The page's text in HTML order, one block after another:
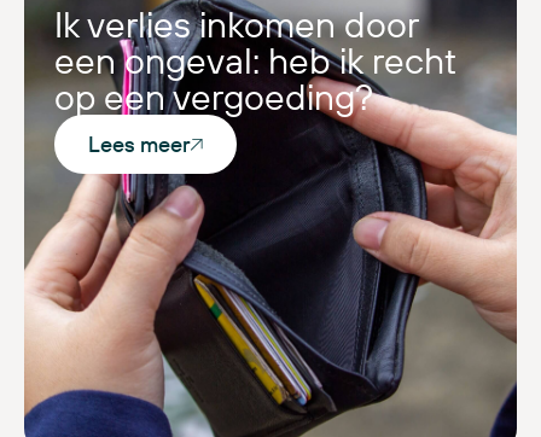
Ik verlies inkomen door
een ongeval: heb ik recht
op een vergoeding?
Lees meer